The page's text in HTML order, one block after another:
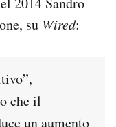
su Wired:
che il
un aumento